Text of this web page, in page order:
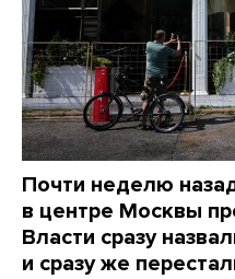
Почти неделю
в центре Москвы
Власти сразу
и сразу же